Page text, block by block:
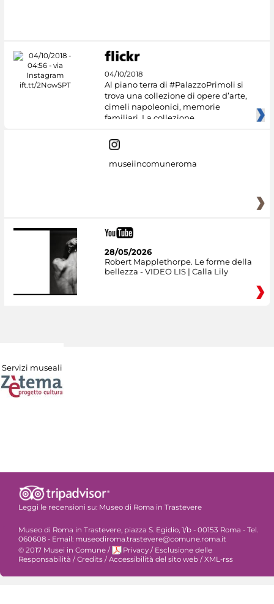
04/10/2018
Al piano terra di #PalazzoPrimoli si
trova una collezione di opere d’arte,
cimeli napoleonici, memorie
familiari. La collezione
museiincomuneroma
28/05/2026
Robert Mapplethorpe. Le forme della
bellezza - VIDEO LIS | Calla Lily
Servizi museali
Leggi le recensioni su: Museo di Roma in Trastevere
Museo di Roma in Trastevere, piazza S. Egidio, 1/b - 00153 Roma - Tel.
060608 - Email: museodiroma.trastevere@comune.roma.it
© 2017 Musei in Comune / Privacy / Esclusione delle
Responsabilità / Credits / Accessibilità del sito web / XML-rss